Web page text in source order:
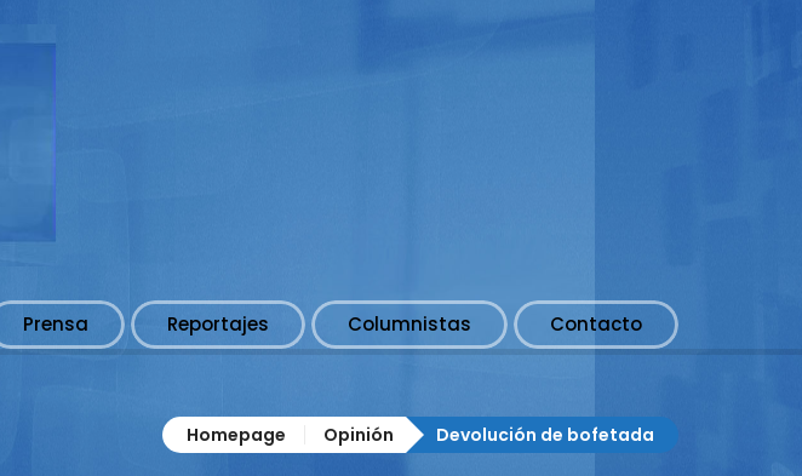
Prensa Reportajes Columnistas Contacto
Homepage Opinión Devolución de bofetada